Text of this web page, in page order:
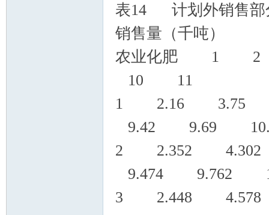
表14 计划外销售部
销售量（千吨）
农业化
10 11
1 2.16 3.75
9.42 9.69
2 2.352
9.474 9.762
3 2.448